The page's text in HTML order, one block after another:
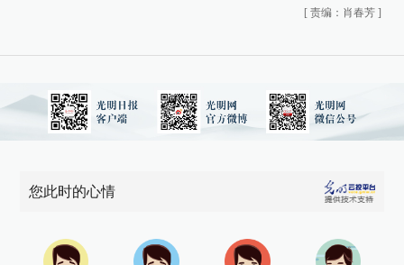
[ 责编：肖春芳 ]
您此时的心情